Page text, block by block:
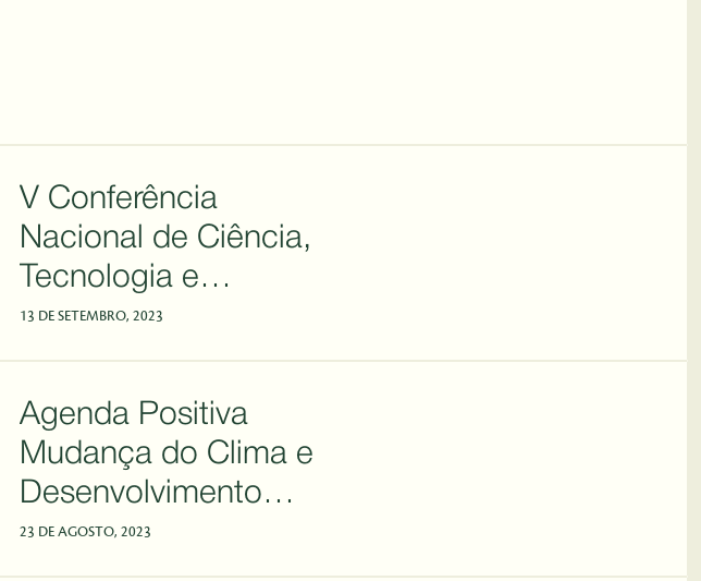
V Conferência
Nacional de Ciência,
Tecnologia e
Inovação - CNCTI
13 DE SETEMBRO, 2023
Agenda Positiva
Mudança do Clima e
Desenvolvimento
Sustentável
23 DE AGOSTO, 2023